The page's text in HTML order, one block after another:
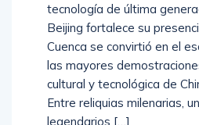
tecnología de última
Beijing fortalece su
Cuenca se convirtió en el
las mayores
cultural y tecnológica de
Entre reliquias milenarias,
legendarios […]